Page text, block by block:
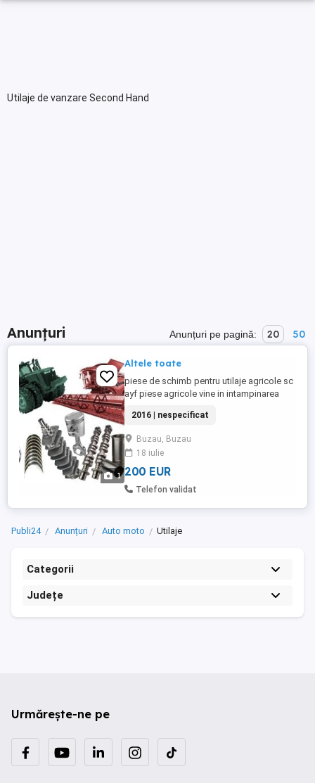
Utilaje de vanzare Second Hand
Anunțuri Anunțuri pe pagină: 20 50
1
Altele toate
piese de schimb pentru utilaje agricole sc
ayf piese agricole vine in intampinarea
pentru tractoare si combine agricole de
cea mai buna calitate.va stam la dispozitie
cu orice informatie!, data fabricatiei: 2016
2016 | nespecificat
Buzau, Buzau
18 iulie
200 EUR
Telefon validat
Publi24 Anunțuri Auto moto Utilaje
Categorii
Județe
Urmărește-ne pe